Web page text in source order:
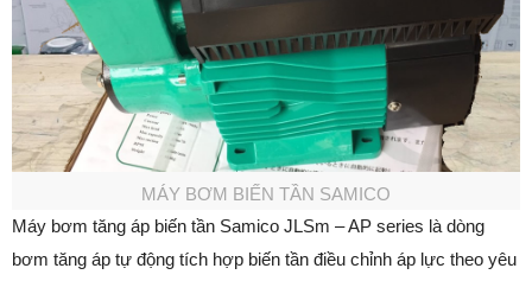
MÁY BƠM BIẾN TẦN SAMICO
Máy bơm tăng áp biến tần Samico JLSm – AP series là dòng
bơm tăng áp tự động tích hợp biến tần điều chỉnh áp lực theo yêu